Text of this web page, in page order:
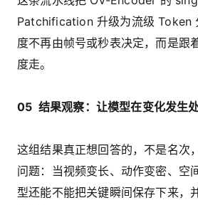
Patchification 升级为流级 Token
度不再由帧号或秒表决定，而是跟
度走。
05 结果观察：让模型在变化发生
这组结果真正想回答的，不是名次
问题：当视频变长、动作变密、空
型还能不能把关键瞬间保存下来，